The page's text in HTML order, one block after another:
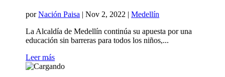
porNación Paisa |Nov 2, 2022 |Medellín
La Alcaldía de Medellín continúa su apuesta por una
educación sin barreras para todos los niños,...
Leer más